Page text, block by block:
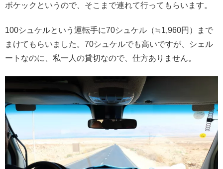
ボケックというので、そこまで連れて行ってもらいます。
100シュケルという運転手に70シュケル（≒1,960円）まで
まけてもらいました。70シュケルでも高いですが、シェル
ートなのに、私一人の貸切なので、仕方ありません。